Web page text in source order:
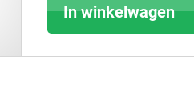
8 9 10
In winkelwagen